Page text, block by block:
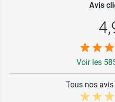
Avis
Voir les
Tous nos